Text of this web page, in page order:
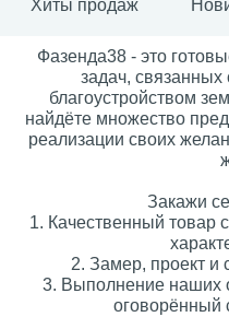
Хиты продаж
Фазенда38 - это
задач, связанных
благоустройством
найдёте множество
реализации своих
Закажи
1. Качественный
2. Замер, проект и
3. Выполнение наших
оговорённый